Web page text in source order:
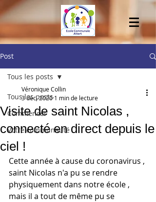
Post
Tous les posts
Commencer
Votre communauté
Tous les posts
Visite de saint Nicolas ,
connecté en direct depuis le
ciel !
Véronique Collin
3 déc. 2020 1 min de lecture
Cette année à cause du coronavirus ,
saint Nicolas n'a pu se rendre
physiquement dans notre école ,
mais il a tout de même pu se